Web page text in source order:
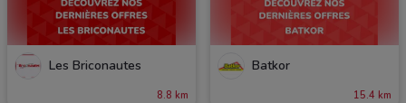
Les Briconautes
8.8 km
Batkor
15.4 km